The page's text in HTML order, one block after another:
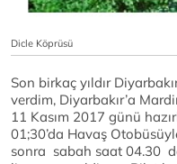
Dicle Köprüsü
Son birkaç yıldır
verdim, Diyarbakır’a
11 Kasım 2017 günü
01;30’da Havaş
sonra sabah saat 04.30